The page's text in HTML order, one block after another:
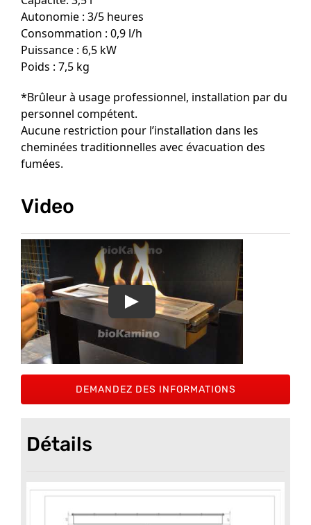
Autonomie : 3/5 heures
Consommation : 0,9 l/h
Puissance : 6,5 kW
Poids : 7,5 kg
*Brûleur à usage professionnel, installation par du
personnel compétent.
Aucune restriction pour l’installation dans les
cheminées traditionnelles avec évacuation des
fumées.
Video
DEMANDEZ DES INFORMATIONS
Détails